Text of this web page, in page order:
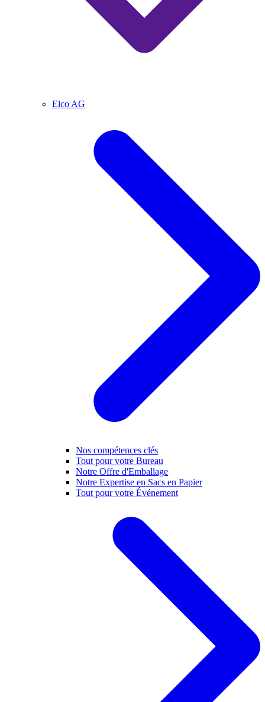
Elco AG
Nos compétences clés
Tout pour votre Bureau
Notre Offre d'Emballage
Notre Expertise en Sacs en Papier
Tout pour votre Événement